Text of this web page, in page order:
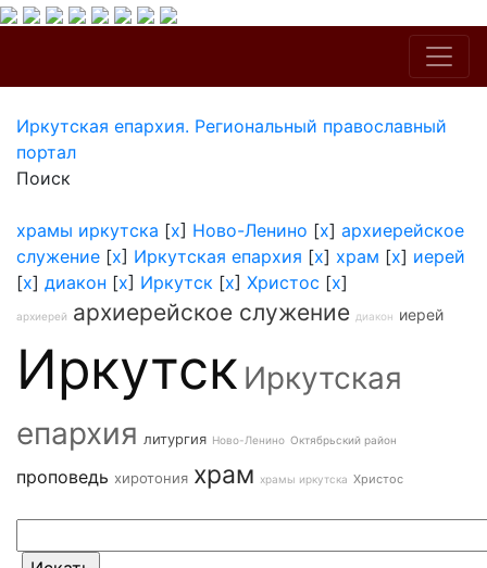
Иркутская епархия. Региональный православный
портал
Поиск
храмы иркутска [x] Ново-Ленино [x] архиерейское
служение [x] Иркутская епархия [x] храм [x] иерей
[x] диакон [x] Иркутск [x] Христос [x]
архиерей архиерейское служение диакон иерей
Иркутск Иркутская
епархия литургия Ново-Ленино Октябрьский район
проповедь хиротония храм храмы иркутска Христос